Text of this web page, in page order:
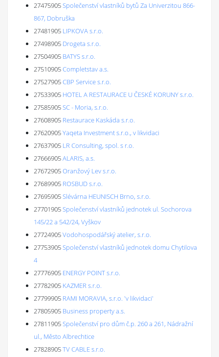
27475905Společenství vlastníků bytů Za Univerzitou 866-
867, Dobruška
27481905 LIPKOVA s.r.o.
27498905 Drogeta s.r.o.
27504905 BATYS s.r.o.
27510905Completstav a.s.
27527905CBP Service s.r.o.
27533905 HOTEL A RESTAURACE U ČESKÉ KORUNY s.r.o.
27585905SC - Moria, s.r.o.
27608905 Restaurace Kaskáda s.r.o.
27620905Yaqeta Investment s.r.o., v likvidaci
27637905 LR Consulting, spol. s r.o.
27666905ALARIS, a.s.
27672905Oranžový Lev s.r.o.
27689905 ROSBUD s.r.o.
27695905Slévárna HEUNISCH Brno, s.r.o.
27701905Společenství vlastníků jednotek ul. Sochorova
145/22 a 542/24, Vyškov
27724905Vodohospodářský atelier, s.r.o.
27753905Společenství vlastníků jednotek domu Chytilova
4
27776905 ENERGY POINT s.r.o.
27782905 KAZMER s.r.o.
27799905 RAMI MORAVIA, s.r.o. 'v likvidaci'
27805905 Business property a.s.
27811905Společenství pro dům č.p. 260 a 261, Nádražní
ul., Město Albrechtice
27828905TV CABLE s.r.o.